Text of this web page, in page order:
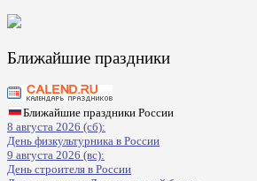
Ближайшие праздники
Ближайшие праздники России
8 августа 2026 (сб):
День физкультурника в России
9 августа 2026 (вс):
День строителя в России